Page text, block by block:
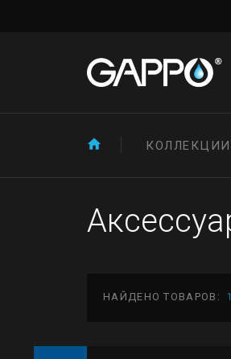
КОЛЛЕКЦИИ
НАЙДЕНО ТОВАРОВ: 1